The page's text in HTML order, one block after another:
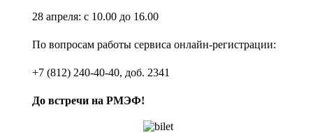
28 апреля: с 10.00 до 16.00
По вопросам работы сервиса онлайн-регистрации:
+7 (812) 240-40-40, доб. 2341
До встречи на РМЭФ!